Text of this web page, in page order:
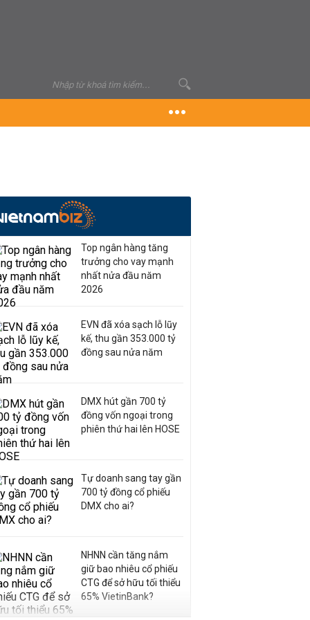
Top ngân hàng tăng
trưởng cho vay mạnh
nhất nửa đầu năm
2026
EVN đã xóa sạch lỗ lũy
kế, thu gần 353.000 tỷ
đồng sau nửa năm
DMX hút gần 700 tỷ
đồng vốn ngoại trong
phiên thứ hai lên HOSE
Tự doanh sang tay gần
700 tỷ đồng cổ phiếu
DMX cho ai?
NHNN cần tăng nắm
giữ bao nhiêu cổ phiếu
CTG để sở hữu tối thiểu
65% VietinBank?